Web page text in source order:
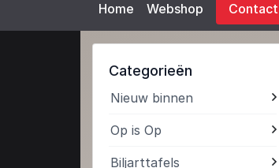
Home Webshop Contact
Categorieën
Nieuw binnen
Op is Op
Biljarttafels